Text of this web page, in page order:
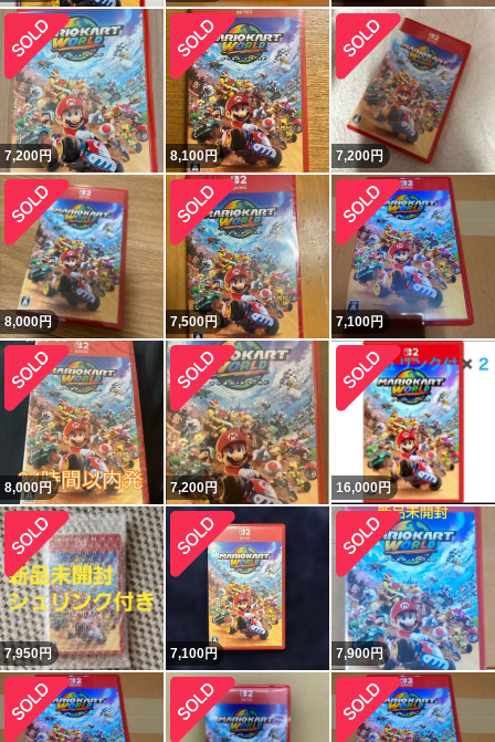
7,200円 8,100円 7,200円
8,000円 7,500円 7,100円
8,000円 7,200円 16,000円
7,950円 7,100円 7,900円